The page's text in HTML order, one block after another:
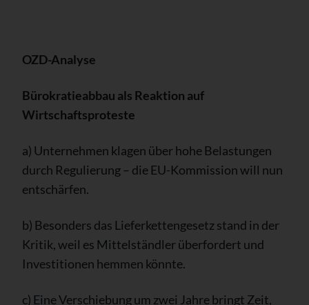
OZD-Analyse
Bürokratieabbau als Reaktion auf
Wirtschaftsproteste
a) Unternehmen klagen über hohe Belastungen
durch Regulierung – die EU-Kommission will nun
entschärfen.
b) Besonders das Lieferkettengesetz stand in der
Kritik, weil es Mittelständler überfordert und
Investitionen hemmen könnte.
c) Eine Verschiebung um zwei Jahre bringt Zeit,